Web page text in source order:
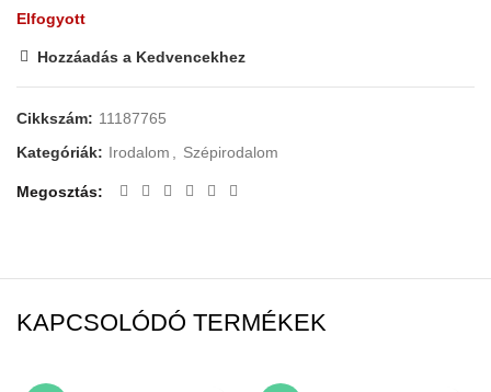
Elfogyott
Hozzáadás a Kedvencekhez
Cikkszám: 11187765
Kategóriák: Irodalom , Szépirodalom
Megosztás
KAPCSOLÓDÓ TERMÉKEK